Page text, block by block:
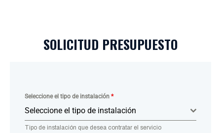
SOLICITUD PRESUPUESTO
Seleccione el tipo de instalación *
Seleccione el tipo de instalación
Tipo de instalación que desea contratar el servicio